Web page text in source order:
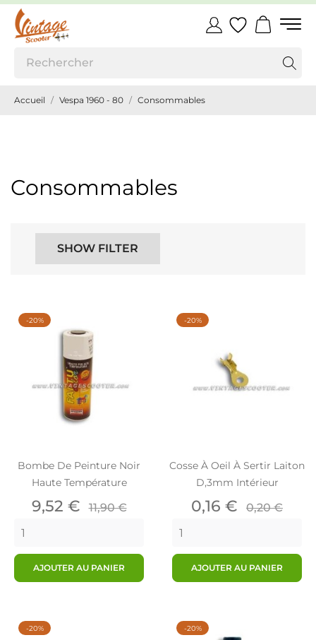
Accueil Vespa 1960 - 80 Consommables
Consommables
SHOW FILTER
Bombe De Peinture Noir
Haute Température
Prix
9,52 € Prix
11,90 €
AJOUTER AU PANIER
-20%
Cosse À Oeil À Sertir Laiton
D,3mm Intérieur
Prix
0,16 € Prix
0,20 €
AJOUTER AU PANIER
-20%
-20% -20%